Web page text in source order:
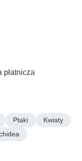
Ptaki
Kwiaty